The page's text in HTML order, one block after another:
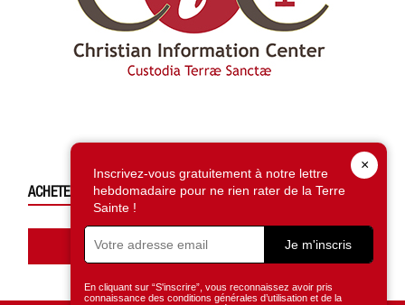
ACHETEZ CE NUMÉRO
Accédez à la boutique
×
Inscrivez-vous gratuitement à notre lettre
hebdomadaire pour ne rien rater de la Terre
Sainte !
Je m'inscris
En cliquant sur “S'inscrire”, vous reconnaissez avoir pris
connaissance des conditions générales d’utilisation et de la